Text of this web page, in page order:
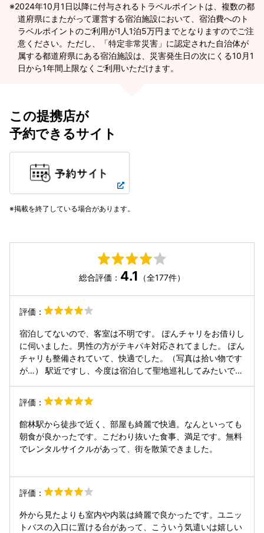
2024年10月1日以降に付与されるトラベルポイントは、複数の都
道府県にまたがって運営する宿泊施設において、宿泊費へのト
ラベルポイントのご利用が1人1泊5万円までとなりますのでご注
意ください。ただし、「特定非常災害」に認定された自治体が
属する都道府県にある宿泊施設は、災害発生日の次にくる10月1
日から1年間上限なくご利用いただけます。
この提携店が
予約できるサイト
掲載を終了している場合があります。
総合評価： 4.1 （全177件）
評価：
宿泊してないので、客室は不明です。 ぽんチャリをお借りし
に伺いました。男性の方がテキパキ対応されてました。 ぽん
チャリも整備されていて、快適でした。（写真は拾い物です
が…） 駅近ですし、今度は宿泊して聖地巡礼してみたいで
評価：
館林駅から徒歩で近く、部屋も綺麗で快適。なんといっても
朝食が良かったです。こだわり抜いた食事、満足です。無料
でレンタルサイクルがあって、街を散策できました。
評価：
外から見たよりも室内や内装は綺麗で良かったです。ユニッ
トバスの入口に置ける台があって、こういう気遣いは嬉しい